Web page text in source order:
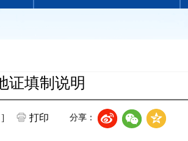
证填制说明
打印 分享：